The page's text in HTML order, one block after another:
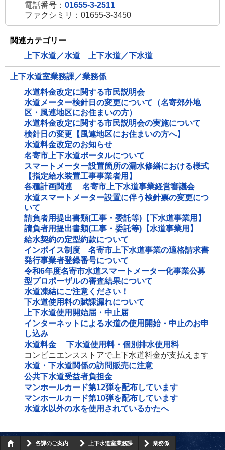
電話番号： 01655-3-2511
ファクシミリ：01655-3-3450
関連カテゴリー
上下水道／水道
上下水道／下水道
上下水道室業務課／業務係
水道料金改定に関する市民説明会
水道メーター検針日の変更について（名寄郊外地
区・風連地区にお住まいの方）
水道料金改定に関する市民説明会の実施について
検針日の変更【風連地区にお住まいの方へ】
水道料金改定のお知らせ
名寄市上下水道ポータルについて
スマートメーター設置箇所の漏水修繕における様式
【指定給水装置工事事業者用】
各種計画関連
名寄市上下水道事業経営審議会
水道スマートメーター設置に伴う検針票の変更につ
いて
請負者用提出書類(工事・委託等)【下水道事業用】
請負者用提出書類(工事・委託等)【水道事業用】
給水契約の定型約款について
インボイス制度 名寄市上下水道事業の適格請求書
発行事業者登録番号について
令和6年度名寄市水道スマートメーター化事業公募
型プロポーザルの審査結果について
水道凍結にご注意ください！
下水道使用料の賦課漏れについて
上下水道使用開始届・中止届
インターネットによる水道の使用開始・中止のお申
し込み
水道料金
下水道使用料・個別排水使用料
コンビニエンスストアで上下水道料金が支払えます
水道・下水道関係の訪問販売に注意
公共下水道受益者負担金
マンホールカード第12弾を配布しています
マンホールカード第10弾を配布しています
水道水以外の水を使用されているかたへ
各課のご案内 上下水道室業務課 業務係